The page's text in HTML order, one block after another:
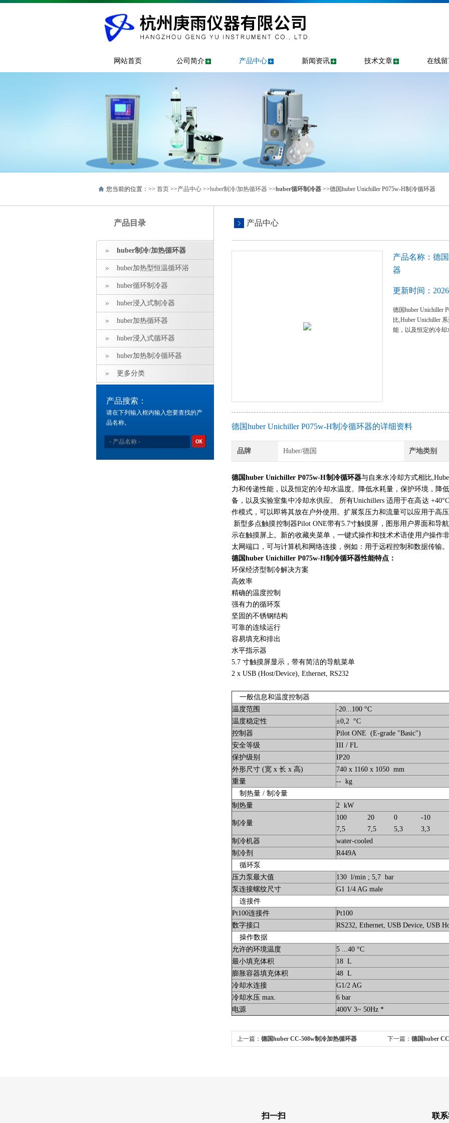
网站首页 公司简介 产品中心 新闻资讯 技术文章 在线留
您当前的位置：>> 首页 >>产品中心 >>huber制冷/加热循环器 >>huber循环制冷器 >>德国huber Unichiller P075w-H制冷循环器
产品目录
huber制冷/加热循环器
huber加热型恒温循环浴
huber循环制冷器
huber浸入式制冷器
huber加热循环器
huber浸入式循环器
huber加热制冷循环器
更多分类
产品搜索：
请在下列输入框内输入您要查找的产
品名称。
产品中心
产品名称：德
器
更新时间：
德国huber Unichiller
比,Huber Unichiller
能，以及恒定的冷却
德国huber Unichiller P075w-H制冷循环器的详细资料
品牌 Huber/德国 产地类别
德国huber Unichiller P075w-H制冷循环器与自来水冷却方式相比
力和传递性能，以及恒定的冷却水温度。降低水耗量，保护环境，降
备，以及实验室集中冷却水供应。 所有Unichillers 适用于在高达
作模式，可以即将其放在户外使用。扩展泵压力和流量可以应用于高压
新型多点触摸控制器Pilot ONE带有5.7寸触摸屏，图形用户界面和导
示在触摸屏上。新的收藏夹菜单，一键式操作和技术术语使用户操作
太网端口，可与计算机和网络连接，例如：用于远程控制和数据传输。
德国huber Unichiller P075w-H制冷循环器性能特点：
环保经济型制冷解决方案
高效率
精确的温度控制
强有力的循环泵
坚固的不锈钢结构
可靠的连续运行
容易填充和排出
水平指示器
5.7 寸触摸屏显示，带有简洁的导航菜单
2 x USB (Host/Device), Ethernet, RS232
一般信息和温度控制器
温度范围
-20...100 °C
温度稳定性
±0,2 °C
控制器
Pilot ONE (E-grade "Basic")
安全等级
III / FL
保护级别
IP20
外形尺寸 (宽 x 长 x 高)
740 x 1160 x 1050 mm
重量
-- kg
制热量 / 制冷量
制热量
2 kW
制冷量
100 20 0 -10
7,5
7,5 5,3 3,3
制冷机器
water-cooled
制冷剂
R449A
循环泵
压力泵最大值
130 l/min ; 5,7 bar
泵连接螺纹尺寸
G1 1/4 AG male
连接件
Pt100连接件
Pt100
数字接口
RS232, Ethernet, USB Device, USB
操作数据
允许的环境温度
5 ...40 °C
最小填充体积
18 L
膨胀容器填充体积
48 L
冷却水连接
G1/2 AG
冷却水压 max.
6 bar
电源
400V 3~ 50Hz *
上一篇： 德国huber CC-508w制冷加热循环器 下一篇： 德国huber
扫一扫 联